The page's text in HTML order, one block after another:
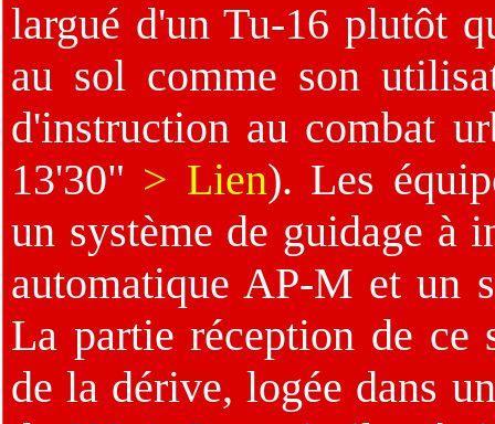
largué d'un Tu-16 plutôt
au sol comme son
d'instruction au combat
13'30" > Lien). Les
un système de guidage à
automatique AP-M et un
La partie réception de ce
de la dérive, logée dans